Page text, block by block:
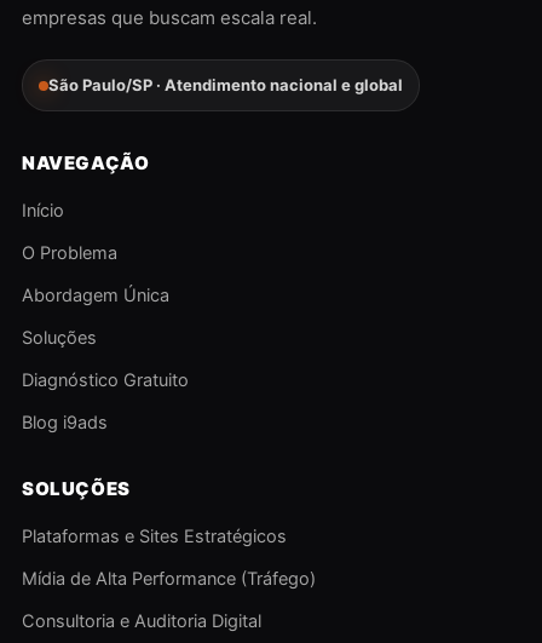
empresas que buscam escala real.
São Paulo/SP · Atendimento nacional e global
NAVEGAÇÃO
Início
O Problema
Abordagem Única
Soluções
Diagnóstico Gratuito
Blog i9ads
SOLUÇÕES
Plataformas e Sites Estratégicos
Mídia de Alta Performance (Tráfego)
Consultoria e Auditoria Digital